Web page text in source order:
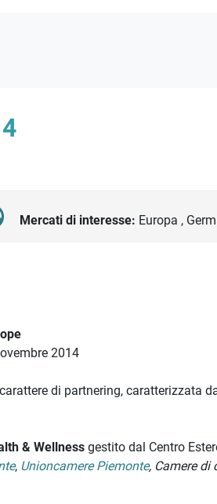
Mercati di interesse: Europa ,
2014
di partnering, caratterizzata
& Wellness gestito dal Centro
, Unioncamere Piemonte, Camere di